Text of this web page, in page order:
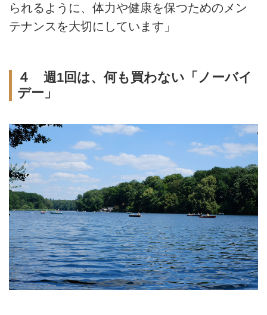
られるように、体力や健康を保つためのメン
テナンスを大切にしています」
４ 週1回は、何も買わない「ノーバイ
デー」